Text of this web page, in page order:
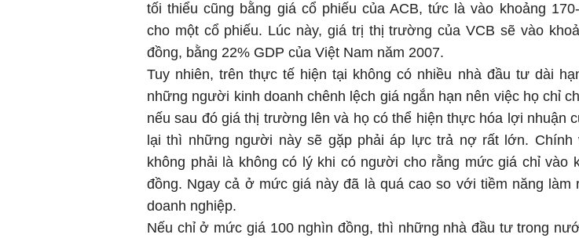
tối thiểu cũng bằng giá cổ phiếu của ACB, tức là vào khoảng
cho một cổ phiếu. Lúc này, giá trị thị trường của VCB sẽ vào
đồng, bằng 22% GDP của Việt Nam năm 2007.
Tuy nhiên, trên thực tế hiện tại không có nhiều nhà đầu tư dài
những người kinh doanh chênh lệch giá ngắn hạn nên việc họ chỉ
nếu sau đó giá thị trường lên và họ có thể hiện thực hóa lợi nhuận
lại thì những người này sẽ gặp phải áp lực trả nợ rất lớn. Chính
không phải là không có lý khi có người cho rằng mức giá chỉ vào
đồng. Ngay cả ở mức giá này đã là quá cao so với tiềm năng làm
doanh nghiệp.
Nếu chỉ ở mức giá 100 nghìn đồng, thì những nhà đầu tư trong